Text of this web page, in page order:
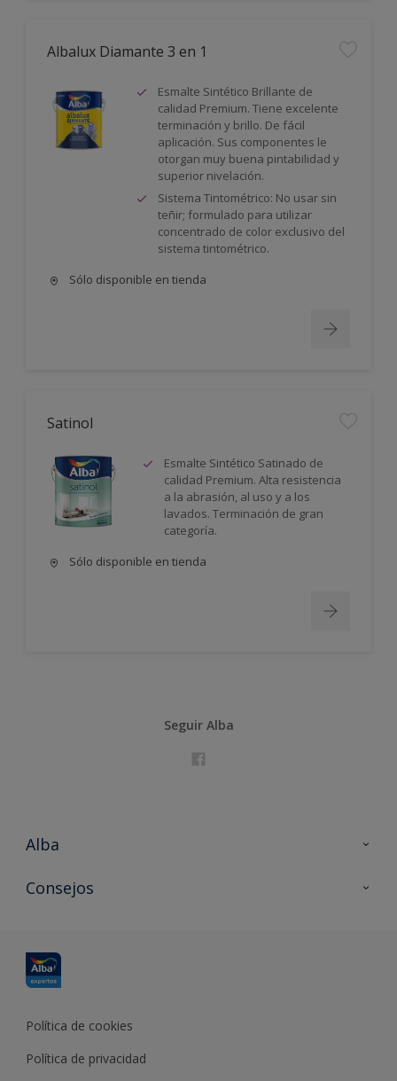
Albalux Diamante 3 en 1
Esmalte Sintético Brillante de
calidad Premium. Tiene excelente
terminación y brillo. De fácil
aplicación. Sus componentes le
otorgan muy buena pintabilidad y
superior nivelación.
Sistema Tintométrico: No usar sin
teñir; formulado para utilizar
concentrado de color exclusivo del
sistema tintométrico.
Sólo disponible en tienda
Satinol
Esmalte Sintético Satinado de
calidad Premium. Alta resistencia
a la abrasión, al uso y a los
lavados. Terminación de gran
categoría.
Sólo disponible en tienda
Seguir Alba
Alba
Contacta con nosotros
Consejos
Política de cookies
Política de privacidad